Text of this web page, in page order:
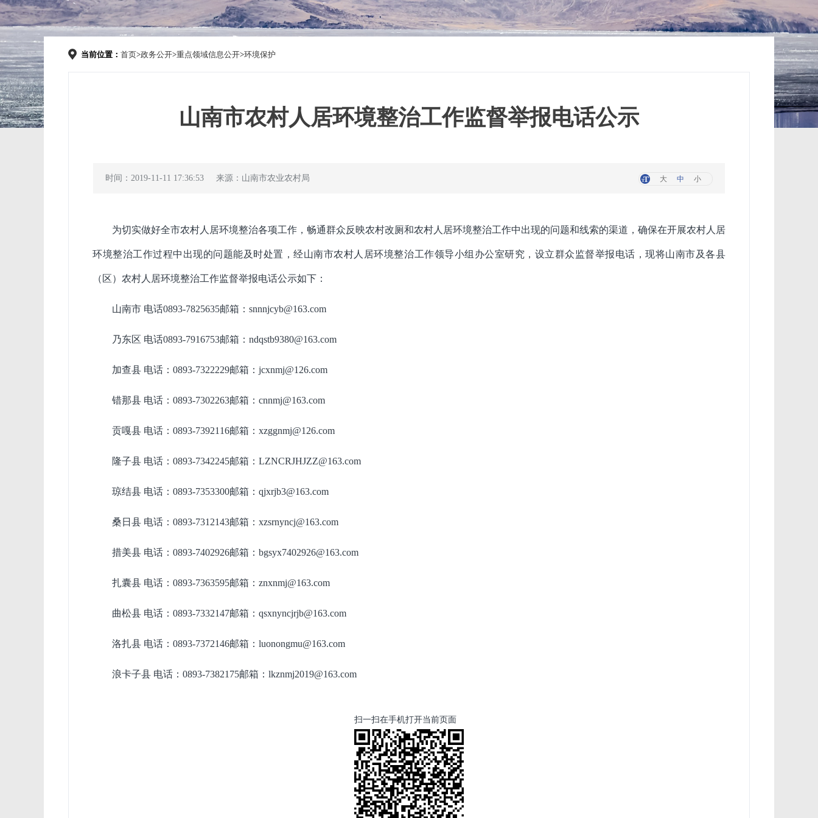
当前位置： 首页>政务公开>重点领域信息公开>环境保护
山南市农村人居环境整治工作监督举报电话公示
时间：2019-11-11 17:36:53 来源：山南市农业农村局 大 中 小
为切实做好全市农村人居环境整治各项工作，畅通群众反映农村改厕和农村人居环境整治工作中出现的问题和线索的渠道，确保在开展农村人居
环境整治工作过程中出现的问题能及时处置，经山南市农村人居环境整治工作领导小组办公室研究，设立群众监督举报电话，现将山南市及各县
（区）农村人居环境整治工作监督举报电话公示如下：
山南市 电话0893-7825635邮箱：snnnjcyb@163.com
乃东区 电话0893-7916753邮箱：ndqstb9380@163.com
加查县 电话： 0893-7322229邮箱：jcxnmj@126.com
错那县 电话： 0893-7302263邮箱：cnnmj@163.com
贡嘎县 电话： 0893-7392116邮箱：xzggnmj@126.com
隆子县 电话： 0893-7342245邮箱：LZNCRJHJZZ@163.com
琼结县 电话： 0893-7353300邮箱：qjxrjb3@163.com
桑日县 电话： 0893-7312143邮箱：xzsrnyncj@163.com
措美县 电话： 0893-7402926邮箱：bgsyx7402926@163.com
扎囊县 电话： 0893-7363595邮箱：znxnmj@163.com
曲松县 电话： 0893-7332147邮箱：qsxnyncjrjb@163.com
洛扎县 电话： 0893-7372146邮箱：luonongmu@163.com
浪卡子县 电话： 0893-7382175邮箱：lkznmj2019@163.com
扫一扫在手机打开当前页面